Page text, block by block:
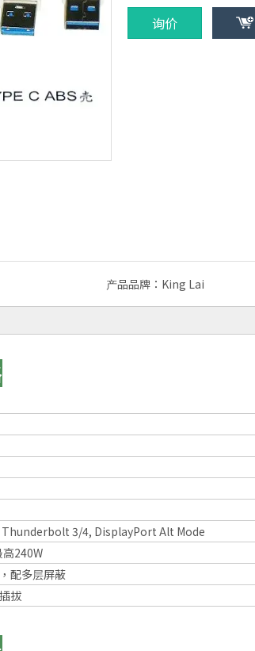
询价
产品品牌： King Lai
Thunderbolt 3/4, DisplayPort Alt Mode
240W
配多层屏蔽
拔